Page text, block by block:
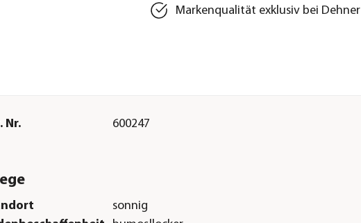
Markenqualität exklusiv bei Dehner
Nr. 600247
sonnig